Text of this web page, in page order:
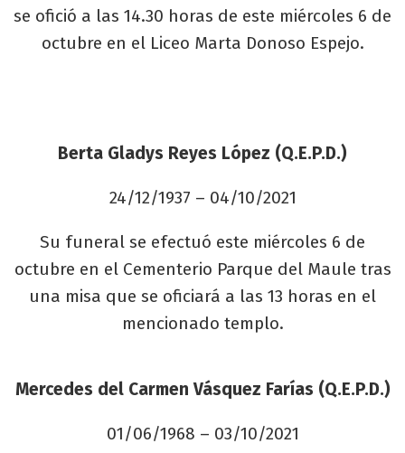
se ofició a las 14.30 horas de este miércoles 6 de
octubre en el Liceo Marta Donoso Espejo.
Berta Gladys Reyes López (Q.E.P.D.)
24/12/1937 – 04/10/2021
Su funeral se efectuó este miércoles 6 de
octubre en el Cementerio Parque del Maule tras
una misa que se oficiará a las 13 horas en el
mencionado templo.
Mercedes del Carmen Vásquez Farías (Q.E.P.D.)
01/06/1968 – 03/10/2021